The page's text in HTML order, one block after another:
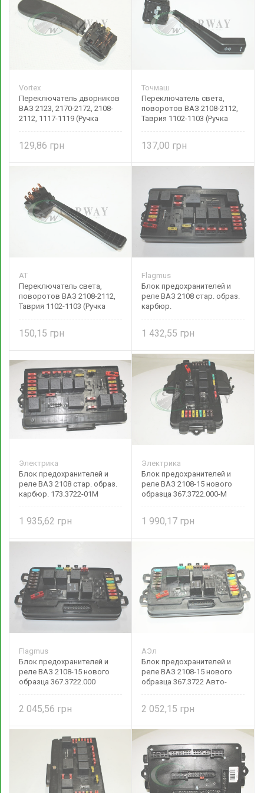
Vortex
Переключатель дворников
ВАЗ 2123, 2170-2172, 2108-
2112, 1117-1119 (Ручка
129,86
Точмаш
Переключатель света,
поворотов ВАЗ 2108-2112,
Таврия 1102-1103 (Ручка
137,00
AT
Переключатель света,
поворотов ВАЗ 2108-2112,
Таврия 1102-1103 (Ручка
150,15
Flagmus
Блок предохранителей и
реле ВАЗ 2108 стар. образ.
карбюр.
1 432,55
Электрика
Блок предохранителей и
реле ВАЗ 2108 стар. образ.
карбюр. 173.3722-01М
1 935,62
Электрика
Блок предохранителей и
реле ВАЗ 2108-15 нового
образца 367.3722.000-М
1 990,17
Flagmus
Блок предохранителей и
реле ВАЗ 2108-15 нового
образца 367.3722.000
2 045,56
АЭл
Блок предохранителей и
реле ВАЗ 2108-15 нового
образца 367.3722 Авто-
2 052,15